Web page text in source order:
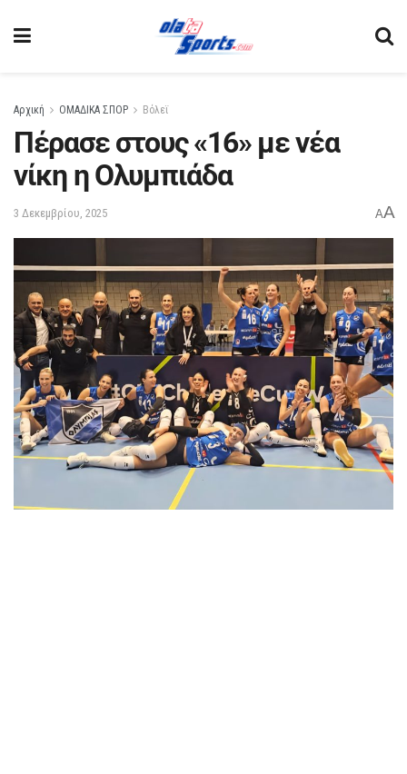
Αρχική ΟΜΑΔΙΚΑ ΣΠΟΡ Βόλεϊ
Πέρασε στους «16» με νέα
νίκη η Ολυμπιάδα
3 Δεκεμβρίου, 2025 AA